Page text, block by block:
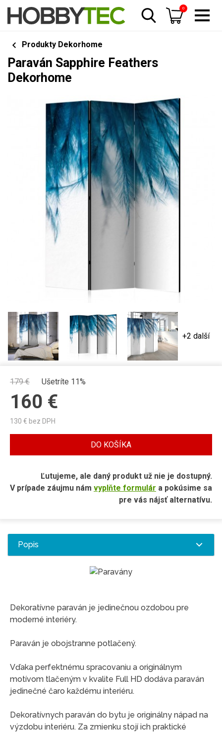
0
Produkty Dekorhome
Paraván Sapphire Feathers
Dekorhome
+2 další
179€ Ušetríte 11%
160 €
130 € bez DPH
DO KOŠÍKA
Ľutujeme, ale daný produkt už nie je dostupný.
V prípade záujmu nám vyplňte formulár a pokúsime sa
pre vás nájsť alternatívu.
Popis
Dekoratívne paraván je jedinečnou ozdobou pre
moderné interiéry.
Paraván je obojstranne potlačený.
Vďaka perfektnému spracovaniu a originálnym
motívom tlačeným v kvalite Full HD dodáva paraván
jedinečné čaro každému interiéru.
Dekoratívnych paraván do bytu je originálny nápad na
výzdobu interiéru. Za zmienku stojí ich praktické